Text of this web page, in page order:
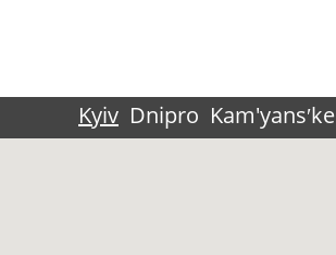
Kyiv Dnipro Kam'yansʹke